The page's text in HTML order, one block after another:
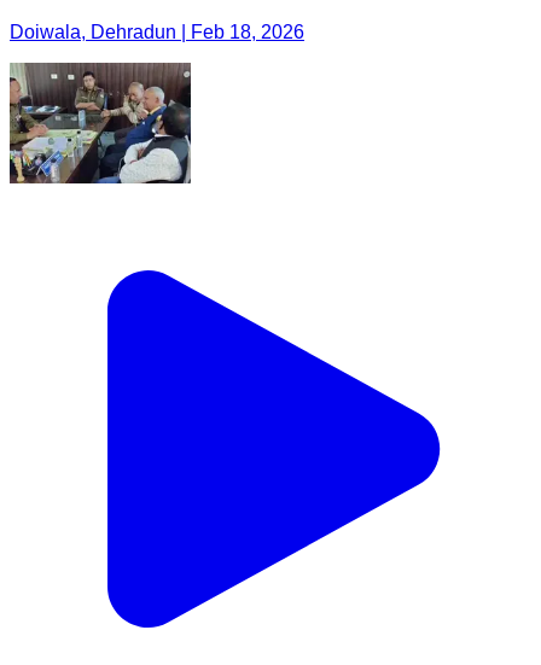
Doiwala, Dehradun | Feb 18, 2026